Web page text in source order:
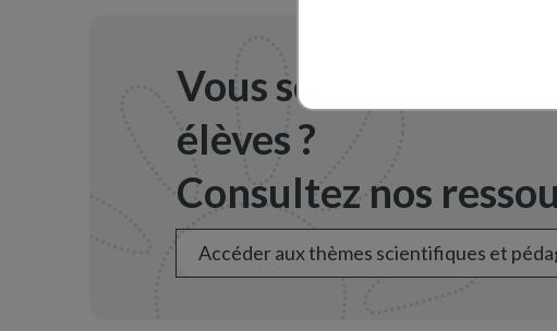
Vous souhaitez
élèves ?
Consultez nos
Accéder aux thèmes scientifiques et